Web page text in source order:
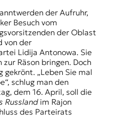
der Aufruhr,
Besuch vom
der Oblast
von der
Lidija Antonowa. Sie
Räson bringen. Doch
gekrönt. „Leben Sie mal
schlug man den
dem 16. April, soll die
Russlandim Rajon
des Parteirats